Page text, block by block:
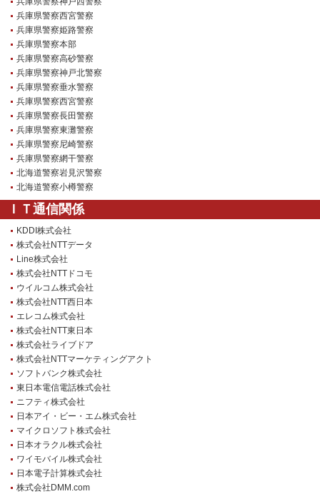
兵庫県警察西宮警察
兵庫県警察姫路警察
兵庫県警察本部
兵庫県警察高砂警察
兵庫県警察神戸北警察
兵庫県警察垂水警察
兵庫県警察西宮警察
兵庫県警察長田警察
兵庫県警察東灘警察
兵庫県警察尼崎警察
兵庫県警察網干警察
北海道警察岩見沢警察
北海道警察小樽警察
ＩＴ通信関係
KDDI株式会社
株式会社NTTデータ
Line株式会社
株式会社NTTドコモ
ウイルコム株式会社
株式会社NTT西日本
エレコム株式会社
株式会社NTT東日本
株式会社ライブドア
株式会社NTTマーケティングアクト
ソフトバンク株式会社
東日本電信電話株式会社
ニフティ株式会社
日本アイ・ビー・エム株式会社
マイクロソフト株式会社
日本オラクル株式会社
ワイモバイル株式会社
日本電子計算株式会社
株式会社DMM.com